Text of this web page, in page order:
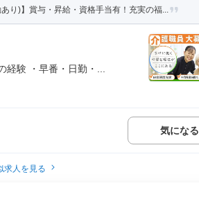
り)】賞与・昇給・資格手当有！充実の福...
験 ・早番・日勤・...
気になる
求人を見る